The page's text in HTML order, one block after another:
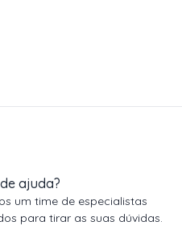
ajuda?
um time de especialistas
para tirar as suas dúvidas.